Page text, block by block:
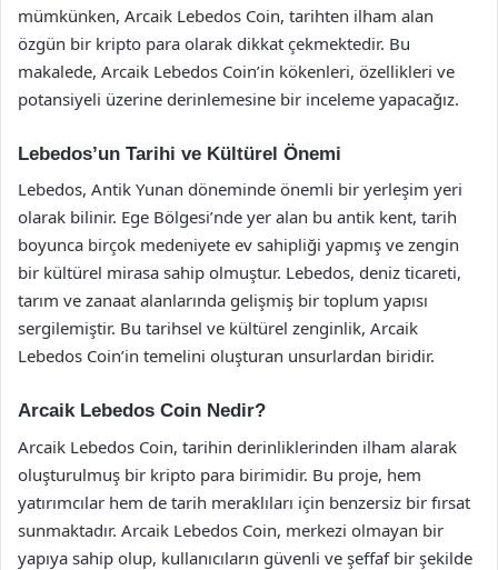
mümkünken, Arcaik Lebedos Coin, tarihten ilham alan
özgün bir kripto para olarak dikkat çekmektedir. Bu
makalede, Arcaik Lebedos Coin’in kökenleri, özellikleri ve
potansiyeli üzerine derinlemesine bir inceleme yapacağız.
Lebedos’un Tarihi ve Kültürel Önemi
Lebedos, Antik Yunan döneminde önemli bir yerleşim yeri
olarak bilinir. Ege Bölgesi’nde yer alan bu antik kent, tarih
boyunca birçok medeniyete ev sahipliği yapmış ve zengin
bir kültürel mirasa sahip olmuştur. Lebedos, deniz ticareti,
tarım ve zanaat alanlarında gelişmiş bir toplum yapısı
sergilemiştir. Bu tarihsel ve kültürel zenginlik, Arcaik
Lebedos Coin’in temelini oluşturan unsurlardan biridir.
Arcaik Lebedos Coin Nedir?
Arcaik Lebedos Coin, tarihin derinliklerinden ilham alarak
oluşturulmuş bir kripto para birimidir. Bu proje, hem
yatırımcılar hem de tarih meraklıları için benzersiz bir fırsat
sunmaktadır. Arcaik Lebedos Coin, merkezi olmayan bir
yapıya sahip olup, kullanıcıların güvenli ve şeffaf bir şekilde